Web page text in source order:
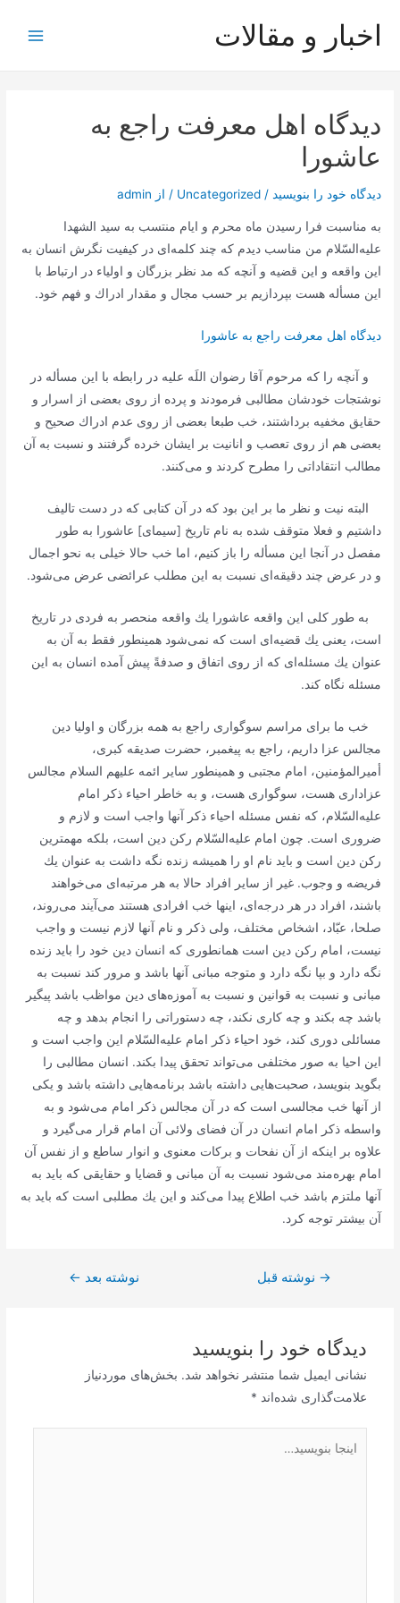
اخبار و مقالات
دیدگاه اهل معرفت راجع به
عاشورا
دیدگاه‌ خود را بنویسید /
Uncategorized / از admin
به مناسبت فرا رسیدن ماه محرم و ایام منتسب به سید الشهدا
علیه‌السّلام من مناسب دیدم كه چند كلمه‌ای در كیفیت نگرش انسان به
این واقعه و این قضیه و آنچه كه مد نظر بزرگان و اولیاء در ارتباط با
این مسأله هست بپردازیم بر حسب مجال و مقدار ادراك و فهم خود.
دیدگاه اهل معرفت راجع به عاشورا
و آنچه را كه مرحوم آقا رضوان اللَه علیه در رابطه با این مسأله در
نوشتجات خودشان مطالبی فرمودند و پرده از روی بعضی از اسرار و
حقایق مخفیه برداشتند، خب طبعا بعضی از روی عدم ادراك صحیح و
بعضی هم از روی تعصب و انانیت بر ایشان خرده گرفتند و نسبت به آن
مطالب انتقاداتی را مطرح كردند و می‌كنند.
البته نیت و نظر ما بر این بود كه در آن كتابی كه در دست تالیف
داشتیم و فعلا متوقف شده به نام تاریخ [سیمای‌] عاشورا به طور
مفصل در آنجا این مسأله را باز كنیم، اما خب حالا خیلی به نحو اجمال
و در عرض چند دقیقه‌ای نسبت به این مطلب عرائضی عرض می‌شود.
به طور كلی این واقعه عاشورا یك واقعه منحصر به فردی در تاریخ
است، یعنی یك قضیه‌ای است كه نمی‌شود همینطور فقط به آن به
عنوان یك مسئله‌ای كه از روی اتفاق و صدفةً پیش آمده انسان به این
مسئله نگاه كند.
خب ما برای مراسم سوگواری راجع به همه بزرگان و اولیا دین
مجالس عزا داریم، راجع به پیغمبر، حضرت صدیقه كبری،
أمیرالمؤمنین، امام مجتبی و همینطور سایر ائمه علیهم السلام مجالس
عزاداری هست، سوگواری هست، و به خاطر احیاء ذكر امام
علیه‌السّلام، كه نفس مسئله احیاء ذكر آنها واجب است و لازم و
ضروری است. چون امام علیه‌السّلام ركن دین است، بلكه مهمترین
ركن دین است و باید نام او را همیشه زنده نگه داشت به عنوان یك
فریضه و وجوب. غیر از سایر افراد حالا به هر مرتبه‌ای می‌خواهند
باشند، افراد در هر درجه‌ای، اینها خب افرادی هستند می‌آیند می‌روند،
صلحا، عبّاد، اشخاص مختلف، ولی ذكر و نام آنها لازم نیست و واجب
نیست، امام ركن دین است همانطوری كه انسان دین خود را باید زنده
نگه دارد و بپا نگه دارد و متوجه مبانی آنها باشد و مرور كند نسبت به
مبانی و نسبت به قوانین و نسبت به آموزه‌های دین مواظب باشد پیگیر
باشد چه بكند و چه كاری نكند، چه دستوراتی را انجام بدهد و چه
مسائلی دوری كند، خود احیاء ذكر امام علیه‌السّلام این واجب است و
این احیا به صور مختلفی می‌تواند تحقق پیدا بكند. انسان مطالبی را
بگوید بنویسد، صحبت‌هایی داشته باشد برنامه‌هایی داشته باشد و یكی
از آنها خب مجالسی است كه در آن مجالس ذكر امام می‌شود و به
واسطه ذكر امام انسان در آن فضای ولائی آن امام قرار می‌گیرد و
علاوه بر اینكه از آن نفحات و بركات معنوی و انوار ساطع و از نفس آن
امام بهره‌مند می‌شود نسبت به آن مبانی و قضایا و حقایقی كه باید به
آنها ملتزم باشد خب اطلاع پیدا می‌كند و این یك مطلبی است كه باید به
آن بیشتر توجه كرد.
راهبری
→ نوشته قبل نوشته بعد ←
دیدگاه‌ خود را بنویسید
نشانی ایمیل شما منتشر نخواهد شد. بخش‌های موردنیاز
علامت‌گذاری شده‌اند *
بنویسید…